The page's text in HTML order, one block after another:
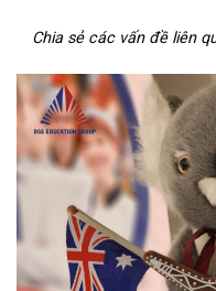
Chia sẻ các vấn đề liên